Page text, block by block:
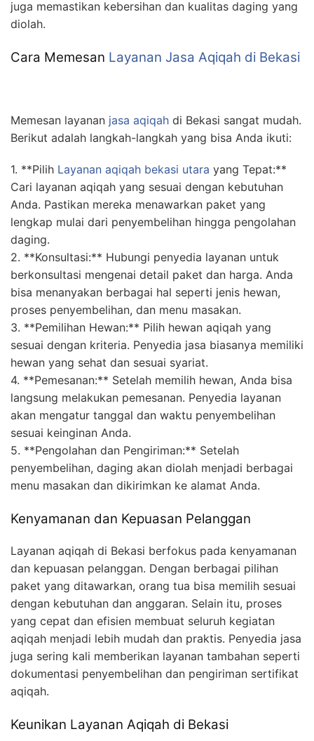
juga memastikan kebersihan dan kualitas daging yang
diolah.
Cara Memesan Layanan Jasa Aqiqah di Bekasi
Memesan layanan jasa aqiqah di Bekasi sangat mudah.
Berikut adalah langkah-langkah yang bisa Anda ikuti:
1. **Pilih Layanan aqiqah bekasi utara yang Tepat:**
Cari layanan aqiqah yang sesuai dengan kebutuhan
Anda. Pastikan mereka menawarkan paket yang
lengkap mulai dari penyembelihan hingga pengolahan
daging.
2. **Konsultasi:** Hubungi penyedia layanan untuk
berkonsultasi mengenai detail paket dan harga. Anda
bisa menanyakan berbagai hal seperti jenis hewan,
proses penyembelihan, dan menu masakan.
3. **Pemilihan Hewan:** Pilih hewan aqiqah yang
sesuai dengan kriteria. Penyedia jasa biasanya memiliki
hewan yang sehat dan sesuai syariat.
4. **Pemesanan:** Setelah memilih hewan, Anda bisa
langsung melakukan pemesanan. Penyedia layanan
akan mengatur tanggal dan waktu penyembelihan
sesuai keinginan Anda.
5. **Pengolahan dan Pengiriman:** Setelah
penyembelihan, daging akan diolah menjadi berbagai
menu masakan dan dikirimkan ke alamat Anda.
Kenyamanan dan Kepuasan Pelanggan
Layanan aqiqah di Bekasi berfokus pada kenyamanan
dan kepuasan pelanggan. Dengan berbagai pilihan
paket yang ditawarkan, orang tua bisa memilih sesuai
dengan kebutuhan dan anggaran. Selain itu, proses
yang cepat dan efisien membuat seluruh kegiatan
aqiqah menjadi lebih mudah dan praktis. Penyedia jasa
juga sering kali memberikan layanan tambahan seperti
dokumentasi penyembelihan dan pengiriman sertifikat
aqiqah.
Keunikan Layanan Aqiqah di Bekasi